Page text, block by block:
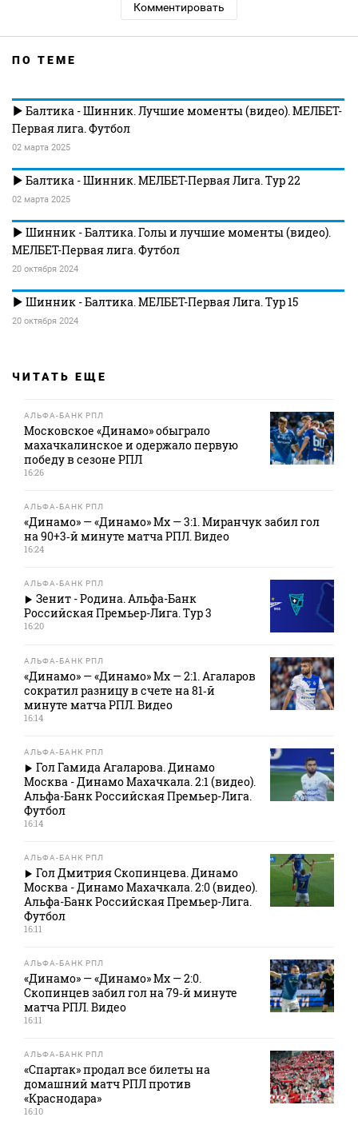
Комментировать
ПО ТЕМЕ
Балтика - Шинник. Лучшие моменты (видео). МЕЛБЕТ-
Первая лига. Футбол
02 марта 2025
Балтика - Шинник. МЕЛБЕТ-Первая Лига. Тур 22
02 марта 2025
Шинник - Балтика. Голы и лучшие моменты (видео).
МЕЛБЕТ-Первая лига. Футбол
20 октября 2024
Шинник - Балтика. МЕЛБЕТ-Первая Лига. Тур 15
20 октября 2024
ЧИТАТЬ ЕЩЕ
АЛЬФА-БАНК РПЛ
Московское «Динамо» обыграло
махачкалинское и одержало первую
победу в сезоне РПЛ
16:26
АЛЬФА-БАНК РПЛ
«Динамо» — «Динамо» Мх — 3:1. Миранчук забил гол
на 90+3‑й минуте матча РПЛ. Видео
16:24
АЛЬФА-БАНК РПЛ
Зенит - Родина. Альфа-Банк
Российская Премьер-Лига. Тур 3
16:20
АЛЬФА-БАНК РПЛ
«Динамо» — «Динамо» Мх — 2:1. Агаларов
сократил разницу в счете на 81‑й
минуте матча РПЛ. Видео
16:14
АЛЬФА-БАНК РПЛ
Гол Гамида Агаларова. Динамо
Москва - Динамо Махачкала. 2:1 (видео).
Альфа-Банк Российская Премьер-Лига.
Футбол
16:14
АЛЬФА-БАНК РПЛ
Гол Дмитрия Скопинцева. Динамо
Москва - Динамо Махачкала. 2:0 (видео).
Альфа-Банк Российская Премьер-Лига.
Футбол
16:11
АЛЬФА-БАНК РПЛ
«Динамо» — «Динамо» Мх — 2:0.
Скопинцев забил гол на 79‑й минуте
матча РПЛ. Видео
16:11
АЛЬФА-БАНК РПЛ
«Спартак» продал все билеты на
домашний матч РПЛ против
«Краснодара»
16:10